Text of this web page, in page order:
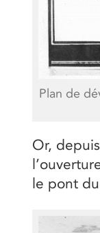
Plan de
Or,
le pont